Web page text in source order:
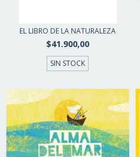
EL LIBRO DE LA NATURALEZA
$41.900,00
SIN STOCK